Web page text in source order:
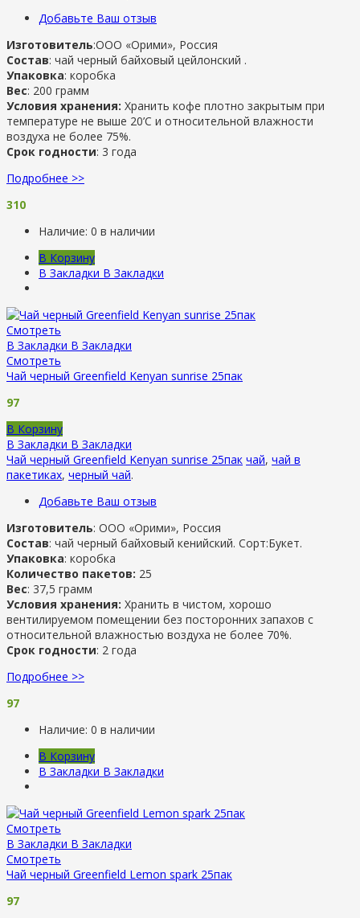
Добавьте Ваш отзыв
Изготовитель:ООО «Орими», Россия
Состав: чай черный байховый цейлонский .
Упаковка: коробка
Вес: 200 грамм
Условия хранения: Хранить кофе плотно закрытым при
температуре не выше 20’C и относительной влажности
воздуха не более 75%.
Срок годности: 3 года
Подробнее >>
310
Наличие: 0 в наличии
В Корзину
В Закладки В Закладки
Смотреть
В Закладки В Закладки
Смотреть
Чай черный Greenfield Kenyan sunrise 25пак
97
В Корзину
В Закладки В Закладки
Чай черный Greenfield Kenyan sunrise 25пак чай, чай в
пакетиках, черный чай.
Добавьте Ваш отзыв
Изготовитель: ООО «Орими», Россия
Состав: чай черный байховый кенийский. Сорт:Букет.
Упаковка: коробка
Количество пакетов: 25
Вес: 37,5 грамм
Условия хранения: Хранить в чистом, хорошо
вентилируемом помещении без посторонних запахов с
относительной влажностью воздуха не более 70%.
Срок годности: 2 года
Подробнее >>
97
Наличие: 0 в наличии
В Корзину
В Закладки В Закладки
Смотреть
В Закладки В Закладки
Смотреть
Чай черный Greenfield Lemon spark 25пак
97